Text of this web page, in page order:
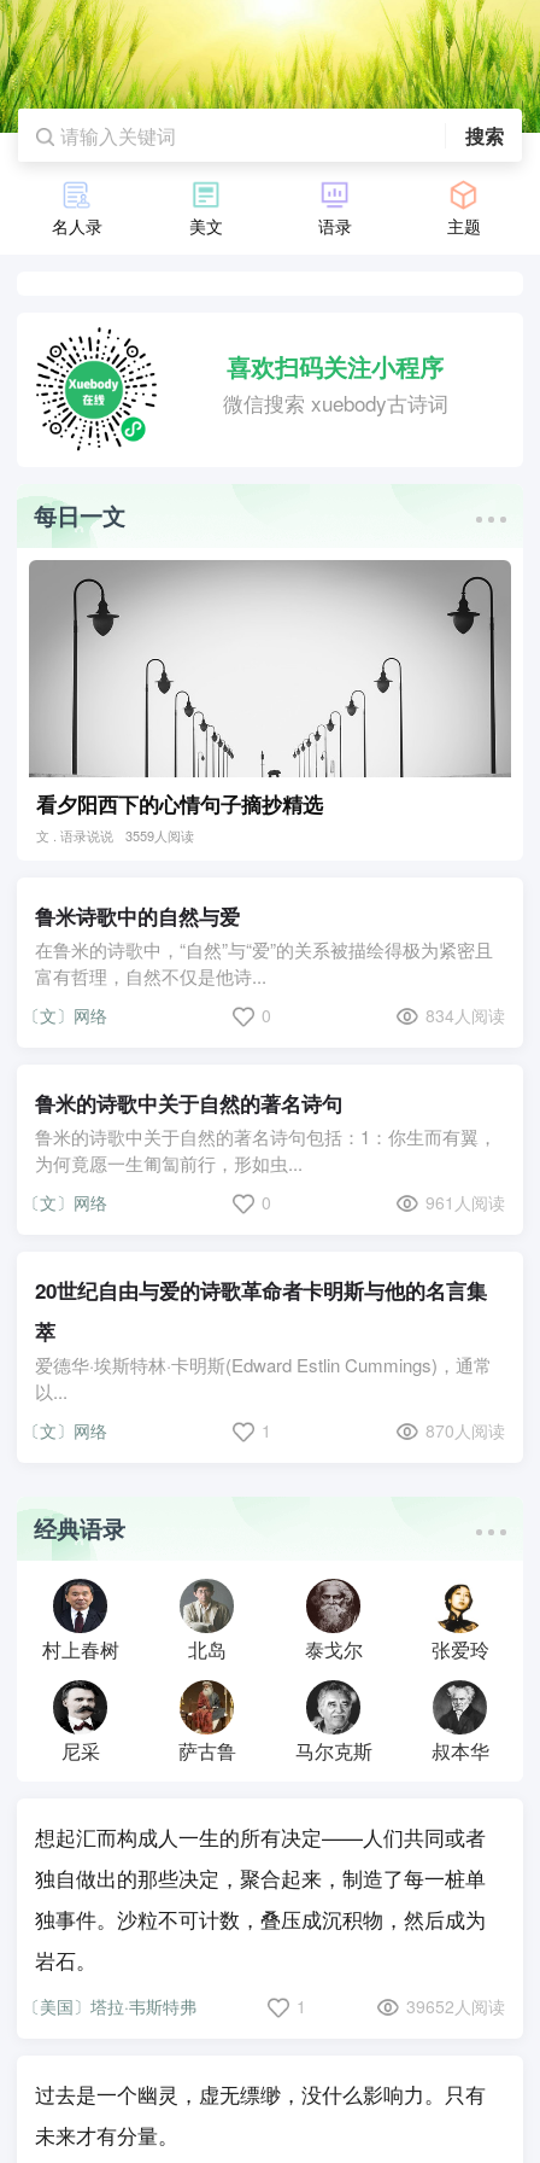
搜索
名人录 美文 语录 主题
喜欢扫码关注小程序
微信搜索 xuebody古诗词
每日一文
看夕阳西下的心情句子摘抄精选
文 . 语录说说 3559人阅读
鲁米诗歌中的自然与爱
在鲁米的诗歌中，“自然”与“爱”的关系被描绘得极为紧密且
富有哲理，自然不仅是他诗...
〔文〕网络 0 834人阅读
鲁米的诗歌中关于自然的著名诗句
鲁米的诗歌中关于自然的著名诗句包括：1：你生而有翼，
为何竟愿一生匍匐前行，形如虫...
〔文〕网络 0 961人阅读
20世纪自由与爱的诗歌革命者卡明斯与他的名言集
萃
爱德华·埃斯特林·卡明斯(Edward Estlin Cummings)，通常
以...
〔文〕网络 1 870人阅读
经典语录
村上春树 北岛 泰戈尔 张爱玲
尼采 萨古鲁 马尔克斯 叔本华
想起汇而构成人一生的所有决定——人们共同或者
独自做出的那些决定，聚合起来，制造了每一桩单
独事件。沙粒不可计数，叠压成沉积物，然后成为
岩石。
〔美国〕塔拉·韦斯特弗 1 39652人阅读
过去是一个幽灵，虚无缥缈，没什么影响力。只有
未来才有分量。